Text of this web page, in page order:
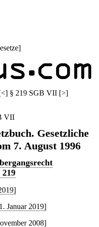
]
<] § 219 SGB VII [>]
VII
Gesetzliche
7. August 1996
Januar 2019]
2008]